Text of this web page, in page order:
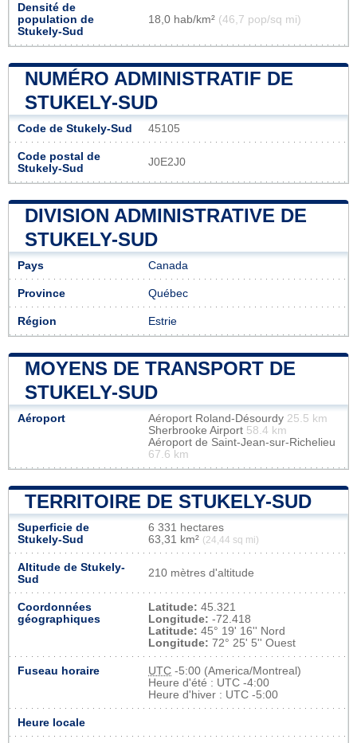
Densité de
population de
Stukely-Sud
18,0 hab/km² (46,7 pop/sq mi)
NUMÉRO ADMINISTRATIF DE
STUKELY-SUD
Code de Stukely-Sud 45105
Code postal de
Stukely-Sud
J0E2J0
DIVISION ADMINISTRATIVE DE
STUKELY-SUD
Pays Canada
Province Québec
Région Estrie
MOYENS DE TRANSPORT DE
STUKELY-SUD
Aéroport Aéroport Roland-Désourdy 25.5 km
Sherbrooke Airport 58.4 km
Aéroport de Saint-Jean-sur-Richelieu
67.6 km
TERRITOIRE DE STUKELY-SUD
Superficie de
Stukely-Sud
6 331 hectares
63,31 km² (24,44 sq mi)
Altitude de Stukely-
Sud
210 mètres d'altitude
Coordonnées
géographiques
Latitude: 45.321
Longitude: -72.418
Latitude: 45° 19' 16'' Nord
Longitude: 72° 25' 5'' Ouest
Fuseau horaire UTC -5:00 (America/Montreal)
Heure d'été : UTC -4:00
Heure d'hiver : UTC -5:00
Heure locale